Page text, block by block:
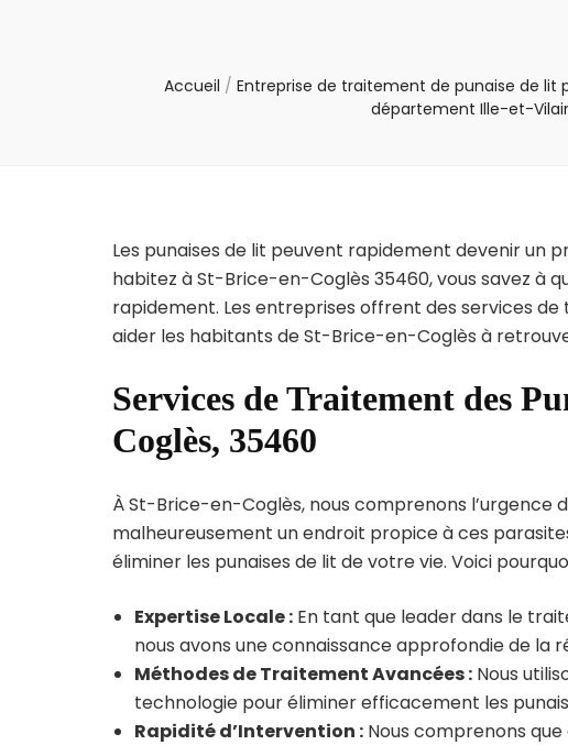
Accueil / Entreprise de traitement de punaise de lit
département Ille-et-
Les punaises de lit peuvent rapidement devenir un
habitez à St-Brice-en-Coglès 35460, vous savez à
rapidement. Les entreprises offrent des services
aider les habitants de St-Brice-en-Coglès à
Services de Traitement des
Coglès, 35460
À St-Brice-en-Coglès, nous comprenons l’urgence
malheureusement un endroit propice à ces
éliminer les punaises de lit de votre vie. Voici
Expertise Locale : En tant que leader dans le
nous avons une connaissance approfondie de la
Méthodes de Traitement Avancées : Nous
technologie pour éliminer efficacement les
Rapidité d’Intervention : Nous comprenons